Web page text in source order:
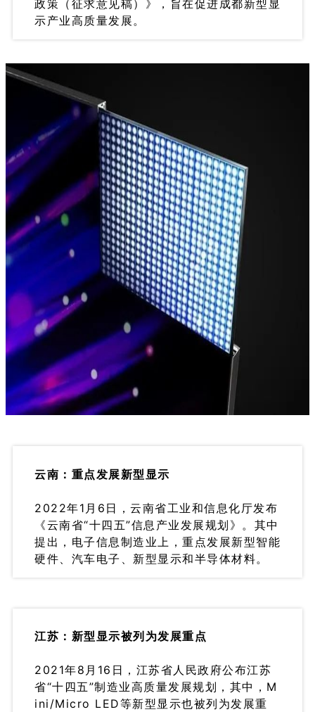
政策（征求意见稿）》，旨在促进成都新型显
示产业高质量发展。
云南：重点发展新型显示
2022年1月6日，云南省工业和信息化厅发布
《云南省“十四五”信息产业发展规划》。其中
提出，电子信息制造业上，重点发展新型智能
硬件、汽车电子、新型显示和半导体材料。
江苏：新型显示被列为发展重点
2021年8月16日，江苏省人民政府公布江苏
省“十四五”制造业高质量发展规划，其中，M
ini/Micro LED等新型显示也被列为发展重